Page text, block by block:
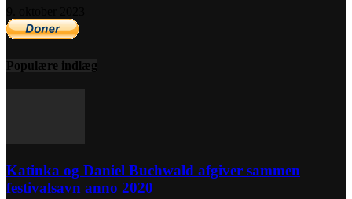
Populære indlæg
Katinka og Daniel Buchwald afgiver sammen
festivalsavn anno 2020